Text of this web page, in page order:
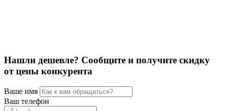
Нашли дешевле? Сообщите и получите скидку
от цены конкурента
Ваше имя
Ваш телефон